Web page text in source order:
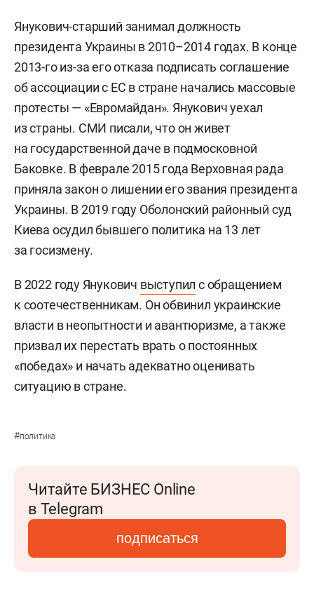
Янукович-старший занимал должность
президента Украины в 2010–2014 годах. В конце
2013-го из-за его отказа подписать соглашение
об ассоциации с ЕС в стране начались массовые
протесты — «Евромайдан». Янукович уехал
из страны. СМИ писали, что он живет
на государственной даче в подмосковной
Баковке. В феврале 2015 года Верховная рада
приняла закон о лишении его звания президента
Украины. В 2019 году Оболонский районный суд
Киева осудил бывшего политика на 13 лет
за госизмену.
В 2022 году Янукович выступил с обращением
к соотечественникам. Он обвинил украинские
власти в неопытности и авантюризме, а также
призвал их перестать врать о постоянных
«победах» и начать адекватно оценивать
ситуацию в стране.
#политика
Читайте БИЗНЕС Online
в Telegram
подписаться